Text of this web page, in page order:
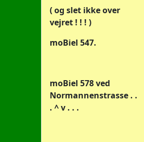
( og slet ikke over
vejret ! ! ! )
moBiel 547.
moBiel 578 ved
Normannenstrasse . .
. ^ v . . .